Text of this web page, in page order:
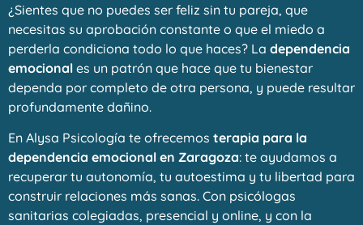
¿Sientes que no puedes ser feliz sin tu pareja, que
necesitas su aprobación constante o que el miedo a
perderla condiciona todo lo que haces? La dependencia
emocional es un patrón que hace que tu bienestar
dependa por completo de otra persona, y puede resultar
profundamente dañino.
En Alysa Psicología te ofrecemos terapia para la
dependencia emocional en Zaragoza: te ayudamos a
recuperar tu autonomía, tu autoestima y tu libertad para
construir relaciones más sanas. Con psicólogas
sanitarias colegiadas, presencial y online, y con la